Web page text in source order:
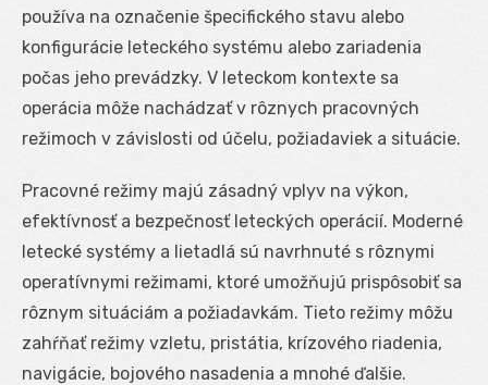
používa na označenie špecifického stavu alebo
konfigurácie leteckého systému alebo zariadenia
počas jeho prevádzky. V leteckom kontexte sa
operácia môže nachádzať v rôznych pracovných
režimoch v závislosti od účelu, požiadaviek a situácie.
Pracovné režimy majú zásadný vplyv na výkon,
efektívnosť a bezpečnosť leteckých operácií. Moderné
letecké systémy a lietadlá sú navrhnuté s rôznymi
operatívnymi režimami, ktoré umožňujú prispôsobiť sa
rôznym situáciám a požiadavkám. Tieto režimy môžu
zahŕňať režimy vzletu, pristátia, krízového riadenia,
navigácie, bojového nasadenia a mnohé ďalšie.